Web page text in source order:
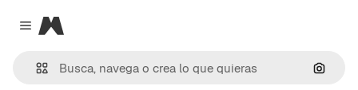
Close menu
Magnific